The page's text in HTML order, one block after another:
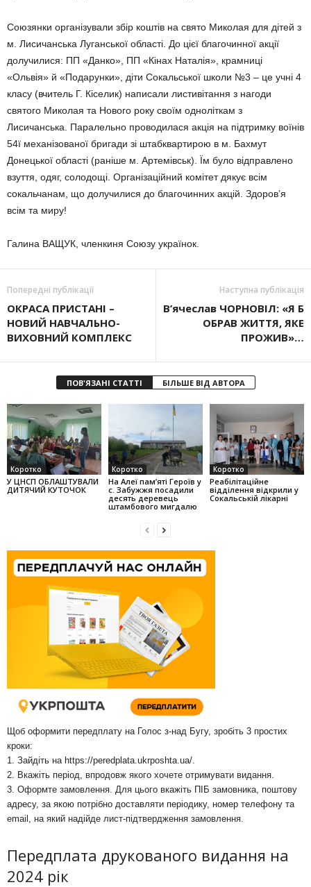
Союзянки організували збір коштів на свято Миколая для дітей з
м. Лисичанська Луганської області. До цієї благочинної акції
долучилися: ПП «Данко», ПП «Кінах Наталія», крамниці
«Ольвія» й «Подарунки», діти Сокальської школи №3 – це учні 4
класу (вчитель Г. Кіселик) написали листивітання з нагоди
святого Миколая та Нового року своїм одноліткам з
Лисичанська. Паралельно проводилася акція на підтримку воїнів
54ї механізованої бригади зі штабквартирою в м. Бахмут
Донецької області (раніше м. Артемівськ). Їм було відправлено
взуття, одяг, солодощі. Організаційний комітет дякує всім
сокальчанам, що долучилися до благочинних акцій. Здоров’я
всім та миру!
Галина ВАЩУК, членкиня Союзу українок.
Попередні публікації
ОКРАСА ПРИСТАНІ –
НОВИЙ НАВЧАЛЬНО-
ВИХОВНИЙ КОМПЛЕКС
Наступна публікація
В’ячеслав ЧОРНОВІЛ: «Я Б
ОБРАВ ЖИТТЯ, ЯКЕ
ПРОЖИВ»…
ПОВ'ЯЗАНІ СТАТТІ БІЛЬШЕ ВІД АВТОРА
Коротко
У ЦНСП ОБЛАШТУВАЛИ
ДИТЯЧИЙ КУТОЧОК
Коротко
На Алеї па­м’яті Героїв у
с. Забужжя поса­дили
десять деревець
штамбо­вого мигдалю
Коротко
Реабілітаційне
відділення відкрили у
Сокальській лікарні
Щоб оформити передплату на Голос з-над Бугу, зробіть 3 простих
кроки:
1. Зайдіть на https://peredplata.ukrposhta.ua/
2. Вкажіть період, впродовж якого хочете отримувати видання.
3. Оформте замовлення. Для цього вкажіть ПІБ замовника, поштову
адресу, за якою потрібно доставляти періодику, номер телефону та
email, на який надійде лист-підтвердження замовлення.
Передплата друкованого видання на
2024 рік